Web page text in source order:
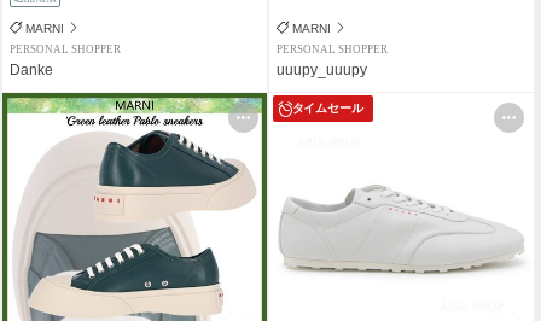
MARNI
PERSONAL SHOPPER
Danke
MARNI
PERSONAL SHOPPER
uuupy_uuupy
タイムセール